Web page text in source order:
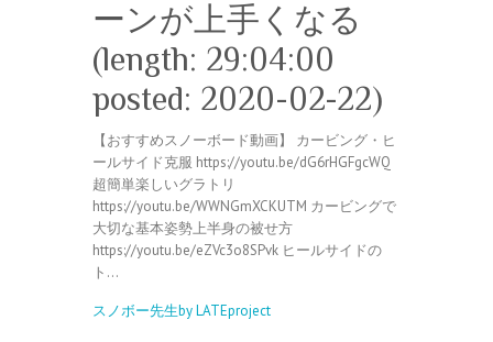
ーンが上手くなる
(length: 29:04:00
posted: 2020-02-22)
【おすすめスノーボード動画】 カービング・ヒ
ールサイド克服 https://youtu.be/dG6rHGFgcWQ
超簡単楽しいグラトリ
https://youtu.be/WWNGmXCKUTM カービングで
大切な基本姿勢上半身の被せ方
https://youtu.be/eZVc3o8SPvk ヒールサイドの
ト…
スノボー先生by LATEproject